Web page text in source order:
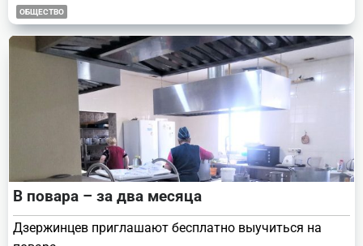
ОБЩЕСТВО
В повара – за два месяца
Дзержинцев приглашают бесплатно выучиться на